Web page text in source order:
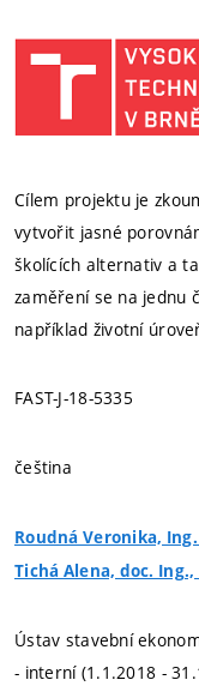
Cílem projektu je
vytvořit jasné
školících alternativ a
zaměření se na jednu
například životní
FAST-J-18-5335
čeština
Roudná Veronika,
Tichá Alena, doc. Ing.,
Ústav stavební
- interní (1.1.2018 -